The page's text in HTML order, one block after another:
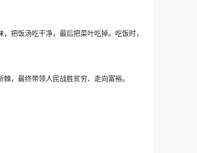
把饭汤吃干净，最后把菜叶吃掉。吃饭时，
，最终带领人民战胜贫穷、走向富裕。